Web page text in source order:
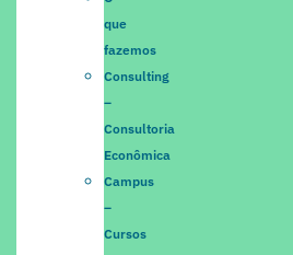
que
fazemos
Consulting
–
Consultoria
Econômica
Campus
–
Cursos